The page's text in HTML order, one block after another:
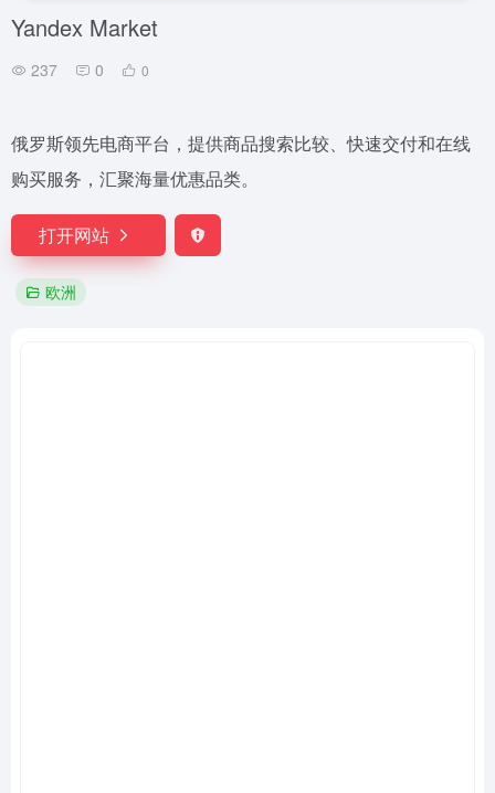
Yandex Market
237 0 0
俄罗斯领先电商平台，提供商品搜索比较、快速交付和在线
购买服务，汇聚海量优惠品类。
打开网站
欧洲